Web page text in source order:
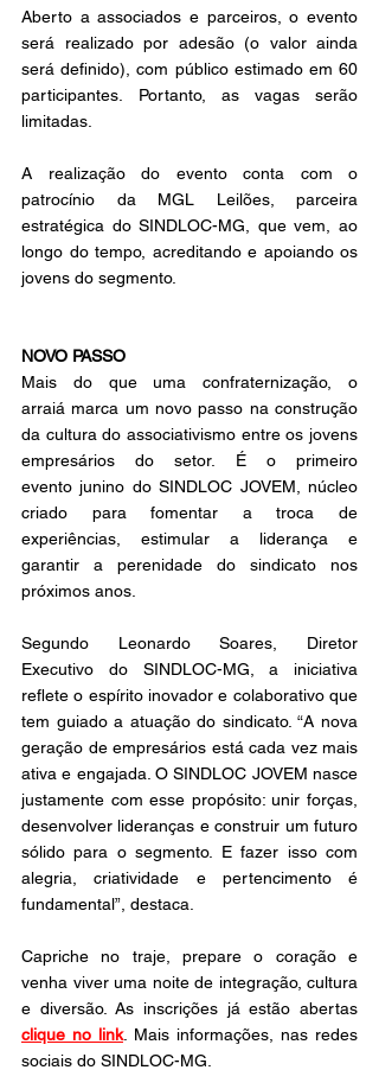
Aberto a associados e parceiros, o evento
será realizado por adesão (o valor ainda
será definido), com público estimado em 60
participantes. Portanto, as vagas serão
limitadas.
A realização do evento conta com o
patrocínio da MGL Leilões, parceira
estratégica do SINDLOC-MG, que vem, ao
longo do tempo, acreditando e apoiando os
jovens do segmento.
NOVO PASSO
Mais do que uma confraternização, o
arraiá marca um novo passo na construção
da cultura do associativismo entre os jovens
empresários do setor. É o primeiro
evento junino do SINDLOC JOVEM, núcleo
criado para fomentar a troca de
experiências, estimular a liderança e
garantir a perenidade do sindicato nos
próximos anos.
Segundo Leonardo Soares, Diretor
Executivo do SINDLOC-MG, a iniciativa
reflete o espírito inovador e colaborativo que
tem guiado a atuação do sindicato. “A nova
geração de empresários está cada vez mais
ativa e engajada. O SINDLOC JOVEM nasce
justamente com esse propósito: unir forças,
desenvolver lideranças e construir um futuro
sólido para o segmento. E fazer isso com
alegria, criatividade e pertencimento é
fundamental”, destaca.
Capriche no traje, prepare o coração e
venha viver uma noite de integração, cultura
clique no link. Mais informações, nas redes
sociais do SINDLOC-MG.